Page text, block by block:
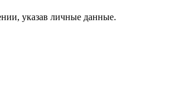
указав личные данные.